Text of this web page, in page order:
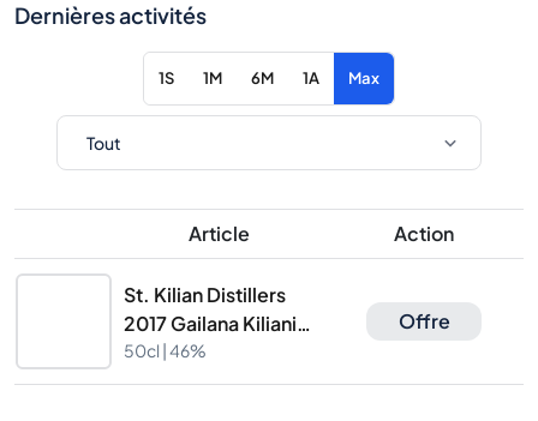
Dernières activités
1S 1M 6M 1A Max
Article Action
St. Kilian Distillers
2017 Gailana Kiliani
Edition
50cl |46%
Offre